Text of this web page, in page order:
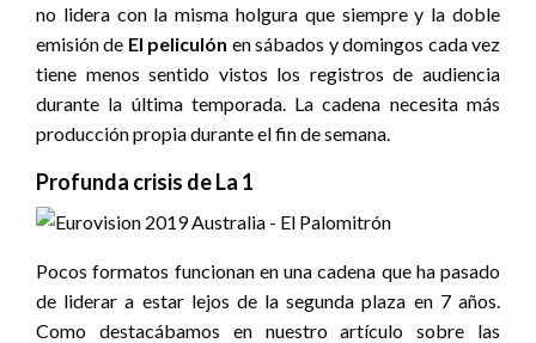
no lidera con la misma holgura que siempre y la doble
emisión de El peliculón en sábados y domingos cada vez
tiene menos sentido vistos los registros de audiencia
durante la última temporada. La cadena necesita más
producción propia durante el fin de semana.
Profunda crisis de La 1
Pocos formatos funcionan en una cadena que ha pasado
de liderar a estar lejos de la segunda plaza en 7 años.
Como destacábamos en nuestro artículo sobre las